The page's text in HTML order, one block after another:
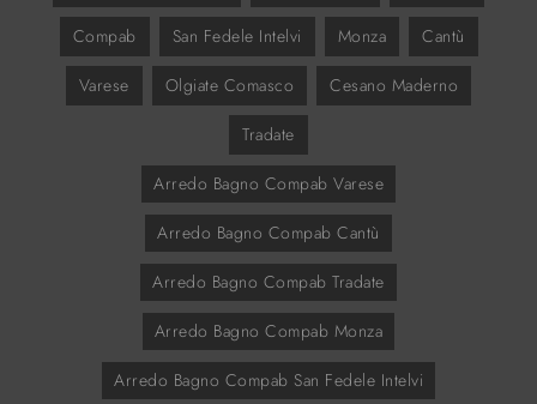
Compab San Fedele Intelvi Monza Cantù
Varese Olgiate Comasco Cesano Maderno
Tradate
Arredo Bagno Compab Varese
Arredo Bagno Compab Cantù
Arredo Bagno Compab Tradate
Arredo Bagno Compab Monza
Arredo Bagno Compab San Fedele Intelvi